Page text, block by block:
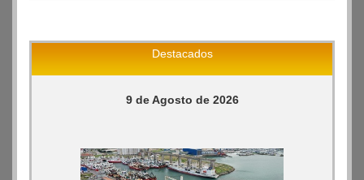
Destacados
9 de Agosto de 2026